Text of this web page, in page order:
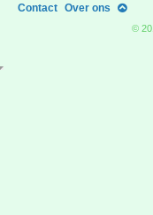
Contact Over ons
©